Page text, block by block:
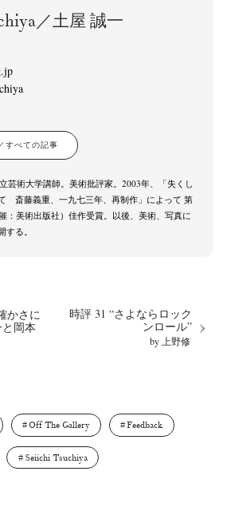
／土屋 誠一
すべての記事
芸術大学講師。美術批評家。2003年、「失くし
斎藤義重、一九七三年、再制作」によって 第
：美術出版社）佳作受賞。以後、美術、写真に
る。
かさに
岡本
時評 31 “さよならロック
ンロール”
by 上野修
Off The Gallery Feedback
Seiichi Tsuchiya